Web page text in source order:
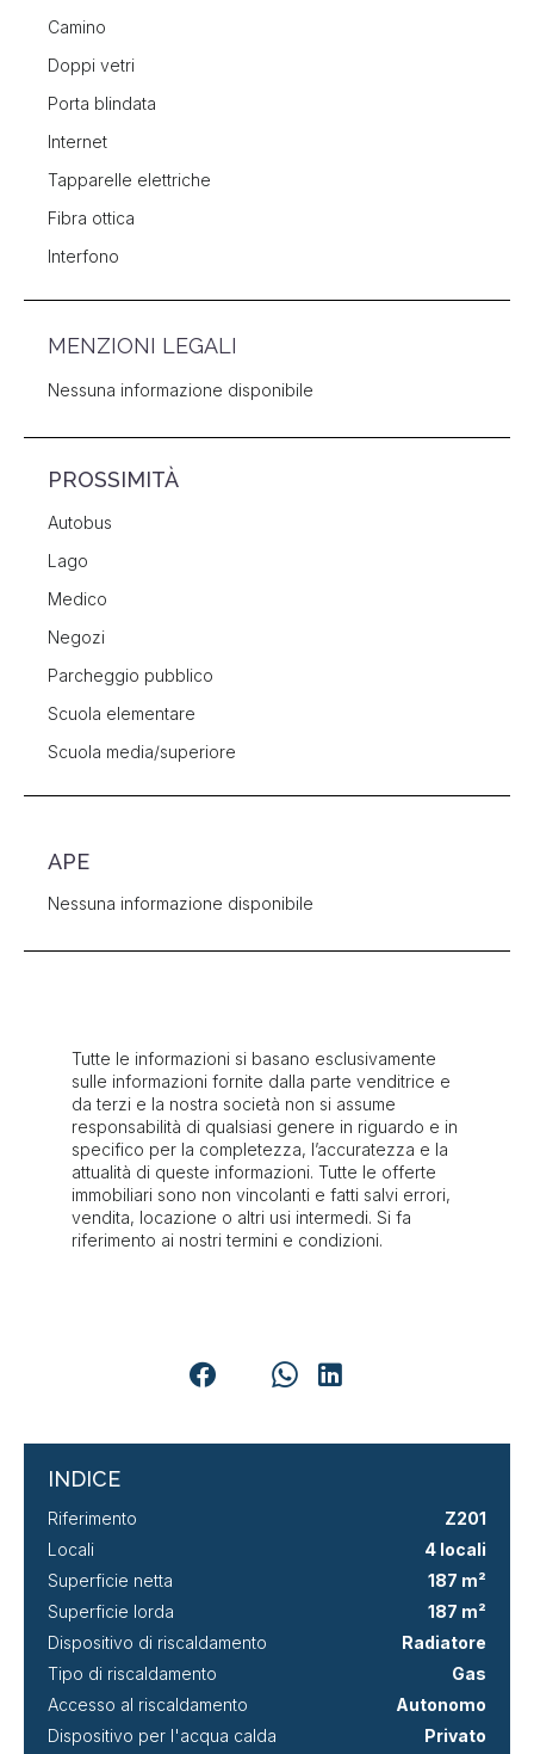
Camino
Doppi vetri
Porta blindata
Internet
Tapparelle elettriche
Fibra ottica
Interfono
MENZIONI LEGALI
Nessuna informazione disponibile
PROSSIMITÀ
Autobus
Lago
Medico
Negozi
Parcheggio pubblico
Scuola elementare
Scuola media/superiore
APE
Nessuna informazione disponibile
Tutte le informazioni si basano esclusivamente
sulle informazioni fornite dalla parte venditrice e
da terzi e la nostra società non si assume
responsabilità di qualsiasi genere in riguardo e in
specifico per la completezza, l’accuratezza e la
attualità di queste informazioni. Tutte le offerte
immobiliari sono non vincolanti e fatti salvi errori,
vendita, locazione o altri usi intermedi. Si fa
riferimento ai nostri termini e condizioni.
INDICE
Riferimento
Z201
Locali
4 locali
Superficie netta
187 m²
Superficie lorda
187 m²
Dispositivo di riscaldamento
Radiatore
Tipo di riscaldamento
Gas
Accesso al riscaldamento
Autonomo
Dispositivo per l'acqua calda
Privato